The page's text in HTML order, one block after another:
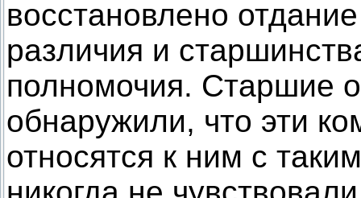
восстановлено
различия и
полномочия. Старшие
обнаружили, что эти
относятся к ним с